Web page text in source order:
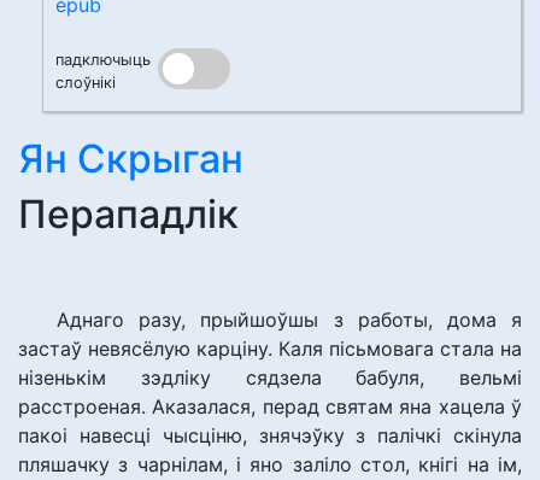
epub
падключыць
слоўнікі
Ян Скрыган
Перападлік
Аднаго разу, прыйшоўшы з работы, дома я
застаў невясёлую карціну. Каля пісьмовага стала на
нізенькім зэдліку сядзела бабуля, вельмі
расстроеная. Аказалася, перад святам яна хацела ў
пакоі навесці чысціню, знячэўку з палічкі скінула
пляшачку з чарнілам, і яно заліло стол, кнігі на ім,